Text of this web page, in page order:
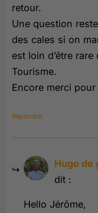
retour.
Une question
des cales si on
est loin d’être
Tourisme.
Encore merci
Répondre
Hugo de
dit :
Hello Jérôme,